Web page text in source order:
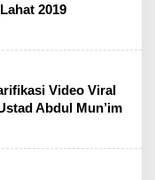
2019
Video Viral
Abdul Mun’im